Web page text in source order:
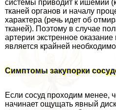
системы приводит к ишемии
тканей органов и началу
хаpaктера (речь идет об
тканей). Поэтому в случае
артерии экстренное
является крайней
Cимптомы закупорки
Если сосуд проходим менее,
начинает ощущать явный